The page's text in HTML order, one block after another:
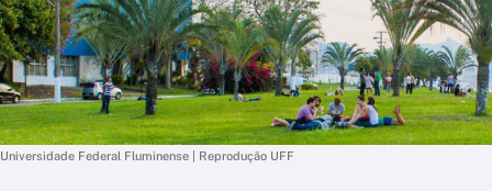
Universidade Federal Fluminense | Reprodução UFF